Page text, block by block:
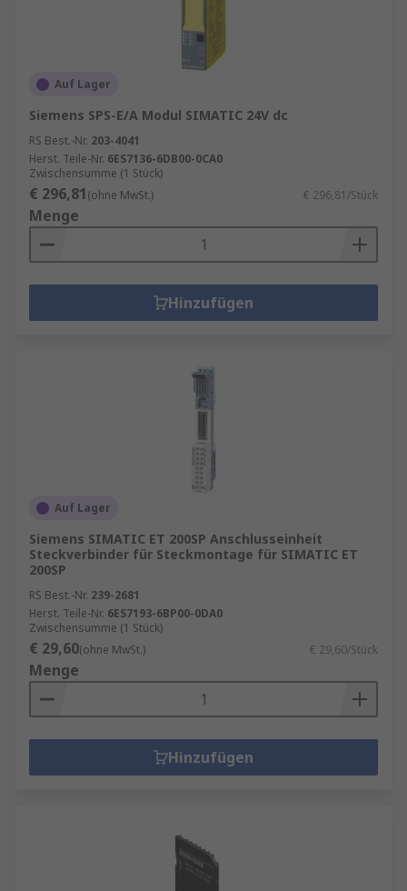
Auf Lager
Siemens SPS-E/A Modul SIMATIC 24V dc
RS Best.-Nr. 203-4041
Herst. Teile-Nr. 6ES7136-6DB00-0CA0
Zwischensumme (1 Stück)
€ 296,81(ohne MwSt.) € 296,81/Stück
Menge
Hinzufügen
Auf Lager
Siemens SIMATIC ET 200SP Anschlusseinheit
Steckverbinder für Steckmontage für SIMATIC ET
200SP
RS Best.-Nr. 239-2681
Herst. Teile-Nr. 6ES7193-6BP00-0DA0
Zwischensumme (1 Stück)
€ 29,60(ohne MwSt.) € 29,60/Stück
Menge
Hinzufügen